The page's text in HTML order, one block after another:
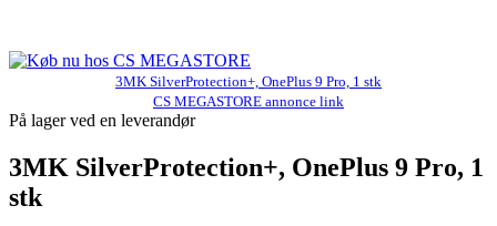
3MK SilverProtection+, OnePlus 9 Pro, 1 stk
CS MEGASTORE annonce link
På lager ved en leverandør
3MK SilverProtection+, OnePlus 9 Pro, 1
stk